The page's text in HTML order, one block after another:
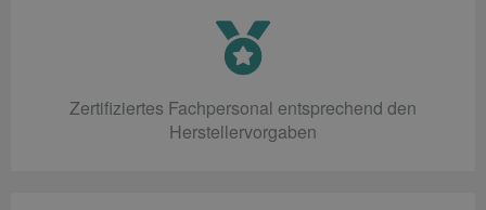
Zertifiziertes Fachpersonal entsprechend den
Herstellervorgaben